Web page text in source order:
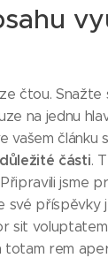
čtou. Snažte
na jednu
vašem článku
části.
jsme
své příspěvky
sit voluptatem
totam rem